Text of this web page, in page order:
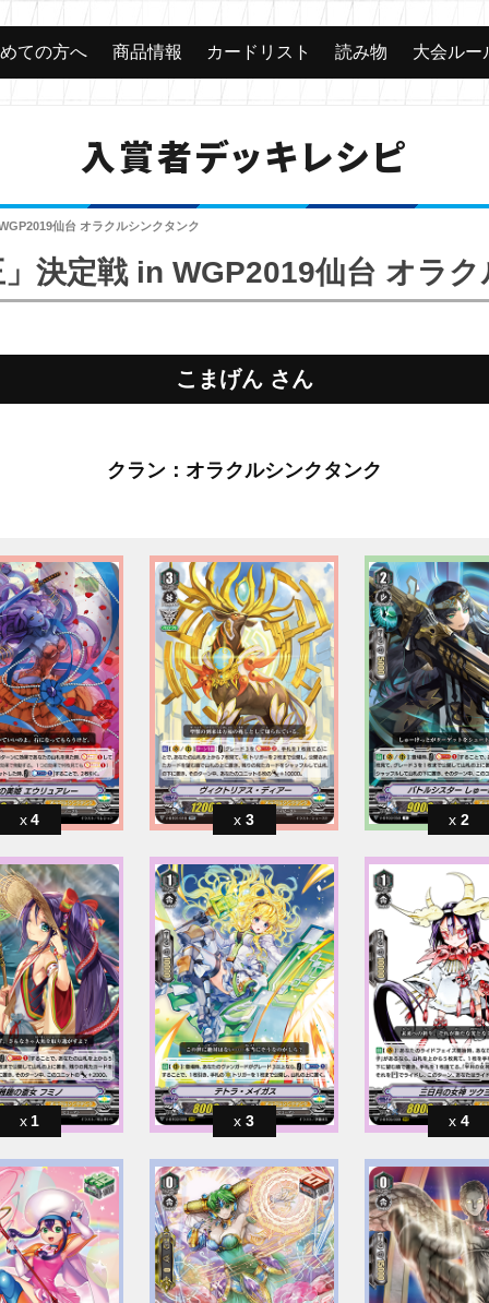
ての方へ 商品情報 カードリスト 読み物 大会ルー
入賞者デッキレシピ
仙台 オラクルシンクタンク
決定戦 in WGP2019仙台 オラ
こまげん さん
クラン：オラクルシンクタンク
4 3 2
1 3 4